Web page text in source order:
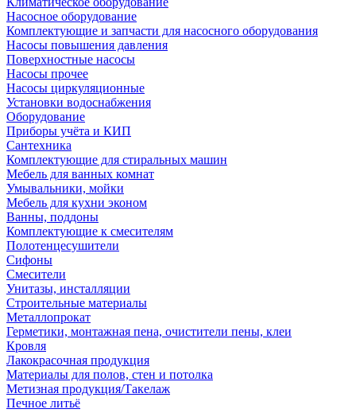
Насосное оборудование
Комплектующие и запчасти для насосного оборудования
Насосы повышения давления
Поверхностные насосы
Насосы прочее
Насосы циркуляционные
Установки водоснабжения
Оборудование
Приборы учёта и КИП
Сантехника
Комплектующие для стиральных машин
Мебель для ванных комнат
Умывальники, мойки
Мебель для кухни эконом
Ванны, поддоны
Комплектующие к смесителям
Полотенцесушители
Сифоны
Смесители
Унитазы, инсталляции
Строительные материалы
Металлопрокат
Герметики, монтажная пена, очистители пены, клеи
Кровля
Лакокрасочная продукция
Материалы для полов, стен и потолка
Метизная продукция/Такелаж
Печное литьё